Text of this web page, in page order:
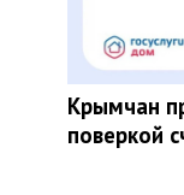
Крымчан
поверкой